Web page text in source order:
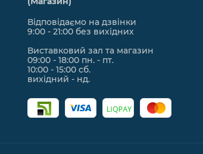
Відповідаємо на дзвінки
9:00 - 21:00 без вихідних
Виставковий зал та магазин
09:00 - 18:00 пн. - пт.
10:00 - 15:00 сб.
вихідний - нд.